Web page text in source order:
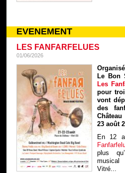
EVENEMENT
LES FANFARFELUES
01/06/2026
Le Bon
Les
pour
vont
des
23 août
En 12
plus
Vitré...